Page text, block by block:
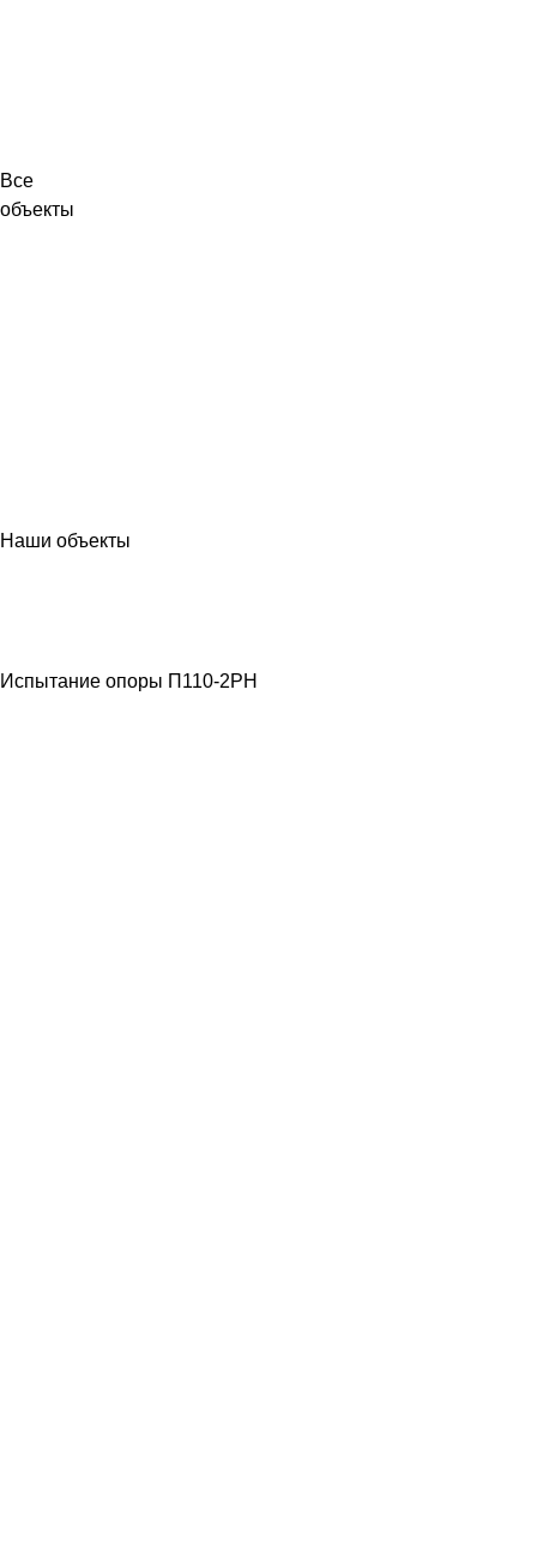
Все
объекты
Наши объекты
Испытание опоры П110-2РН